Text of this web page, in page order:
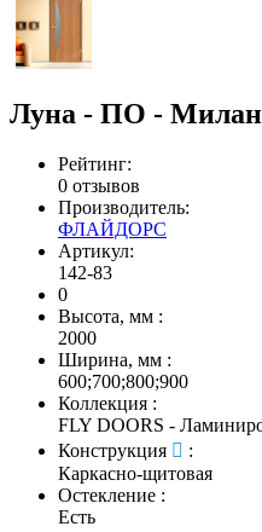
Луна - ПО -
Рейтинг:
0 отзывов
Производитель:
ФЛАЙДОРС
Артикул:
142-83
0
Высота, мм :
2000
Ширина, мм :
600;700;800;900
Коллекция :
FLY DOORS -
Конструкция
:
Каркасно-щитовая
Остекление :
Есть